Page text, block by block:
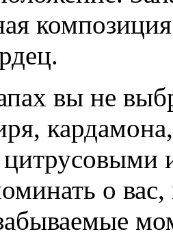
вы не
цитрусовыми
о